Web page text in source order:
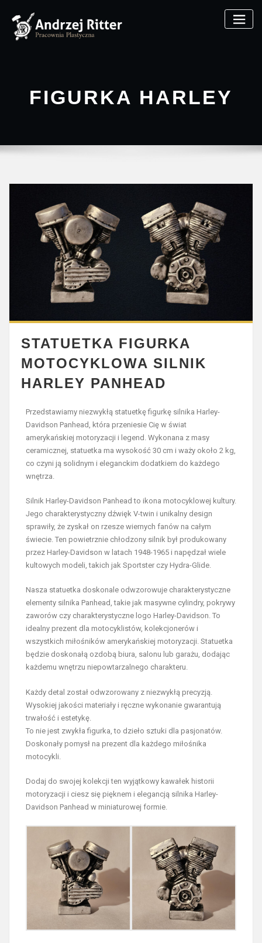
FIGURKA HARLEY
STATUETKA FIGURKA
MOTOCYKLOWA SILNIK
HARLEY PANHEAD
Przedstawiamy niezwykłą statuetkę figurkę silnika Harley-
Davidson Panhead, która przeniesie Cię w świat
amerykańskiej motoryzacji i legend. Wykonana z masy
ceramicznej, statuetka ma wysokość 30 cm i waży około 2 kg,
co czyni ją solidnym i eleganckim dodatkiem do każdego
wnętrza.
Silnik Harley-Davidson Panhead to ikona motocyklowej kultury.
Jego charakterystyczny dźwięk V-twin i unikalny design
sprawiły, że zyskał on rzesze wiernych fanów na całym
świecie. Ten powietrznie chłodzony silnik był produkowany
przez Harley-Davidson w latach 1948-1965 i napędzał wiele
kultowych modeli, takich jak Sportster czy Hydra-Glide.
Nasza statuetka doskonale odwzorowuje charakterystyczne
elementy silnika Panhead, takie jak masywne cylindry, pokrywy
zaworów czy charakterystyczne logo Harley-Davidson. To
idealny prezent dla motocyklistów, kolekcjonerów i
wszystkich miłośników amerykańskiej motoryzacji. Statuetka
będzie doskonałą ozdobą biura, salonu lub garażu, dodając
każdemu wnętrzu niepowtarzalnego charakteru.
Każdy detal został odwzorowany z niezwykłą precyzją.
Wysokiej jakości materiały i ręczne wykonanie gwarantują
trwałość i estetykę.
To nie jest zwykła figurka, to dzieło sztuki dla pasjonatów.
Doskonały pomysł na prezent dla każdego miłośnika
motocykli.
Dodaj do swojej kolekcji ten wyjątkowy kawałek historii
motoryzacji i ciesz się pięknem i elegancją silnika Harley-
Davidson Panhead w miniaturowej formie.